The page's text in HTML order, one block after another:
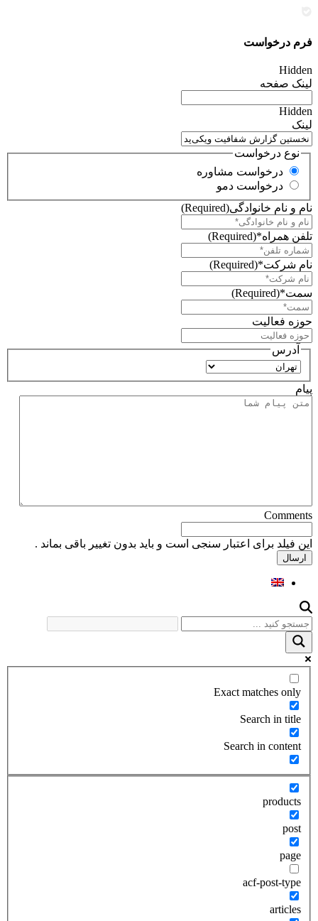
فرم درخواست
Hidden
لینک صفحه
Hidden
لینک
نوع درخواست
درخواست مشاوره
درخواست دمو
نام و نام خانوادگی(Required)
تلفن همراه*(Required)
نام شرکت*(Required)
سمت*(Required)
حوزه فعالیت
آدرس
استان
پیام
Comments
این فیلد برای اعتبار سنجی است و باید بدون تغییر باقی بماند .
Exact matches only
Search in title
Search in content
products
post
page
acf-post-type
articles